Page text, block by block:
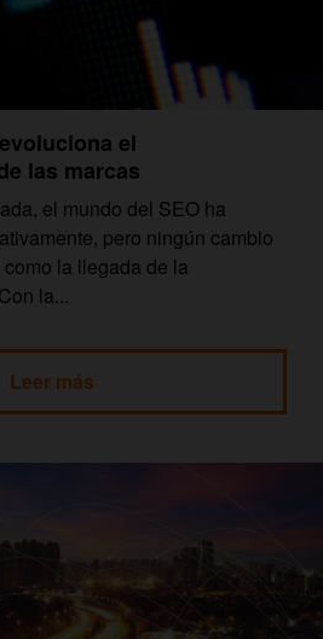
el
las marcas
el mundo del SEO ha
pero ningún cambio
la llegada de la
la...
Leer más